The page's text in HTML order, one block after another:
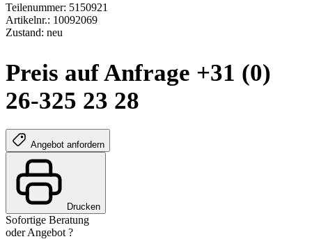
Teilenummer: 5150921
Artikelnr.: 10092069
Zustand: neu
Preis auf Anfrage +31 (0)
26-325 23 28
Angebot anfordern
Drucken
Sofortige Beratung
oder Angebot ?